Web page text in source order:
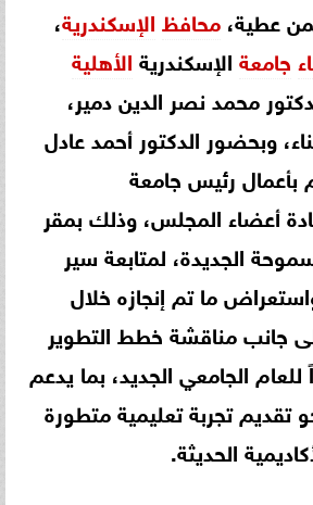
عطية، محافظ الإسكندرية،
جامعة الإسكندرية الأهلية
محمد نصر الدين دمير،
وبحضور الدكتور أحمد عادل
بأعمال رئيس جامعة
أعضاء المجلس، وذلك بمقر
الجديدة، لمتابعة سير
ما تم إنجازه خلال
جانب مناقشة خطط التطوير
الجامعي الجديد، بما يدعم
تقديم تجربة تعليمية متطورة
الحديثة.